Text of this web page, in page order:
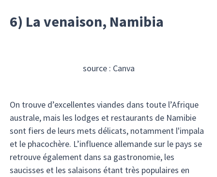
6) La venaison, Namibia
source : Canva
On trouve d’excellentes viandes dans toute l’Afrique
australe, mais les lodges et restaurants de Namibie
sont fiers de leurs mets délicats, notamment l'impala
et le phacochère. L’influence allemande sur le pays se
retrouve également dans sa gastronomie, les
saucisses et les salaisons étant très populaires en